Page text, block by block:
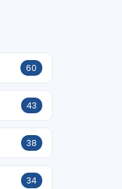
60
43
38
34